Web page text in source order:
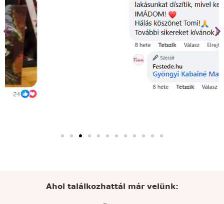
Ahol találkozhattál már velünk: